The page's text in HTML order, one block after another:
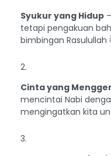
Syukur yang Hidup
tetapi pengakuan
Cinta yang
mencintai Nabi
mengingatkan kita